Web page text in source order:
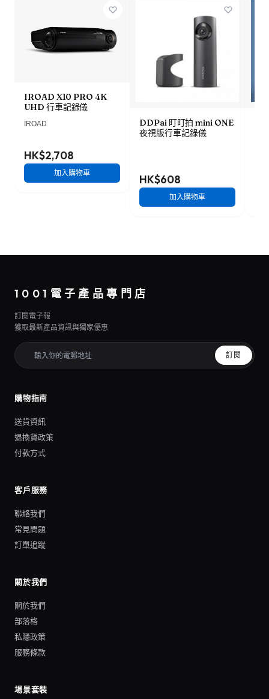
IROAD X10 PRO 4K
UHD 行車記錄儀
IROAD
HK$2,708
加入購物車
DDPai 盯盯拍 mini ONE
夜視版行車記錄儀
HK$608
加入購物車
1001電子產品專門店
訂閱電子報
獲取最新產品資訊與獨家優惠
訂閱
購物指南
送貨資訊
退換貨政策
付款方式
客戶服務
聯絡我們
常見問題
訂單追蹤
關於我們
關於我們
部落格
私隱政策
服務條款
場景套裝